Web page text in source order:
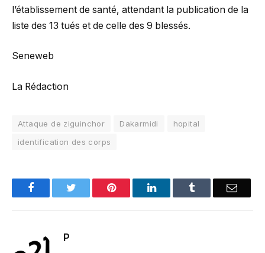
l’établissement de santé, attendant la publication de la
liste des 13 tués et de celle des 9 blessés.
Seneweb
La Rédaction
Attaque de ziguinchor Dakarmidi
hopital
identification des corps
FacebookTwitter Pinterest LinkedInTumblr Email
P